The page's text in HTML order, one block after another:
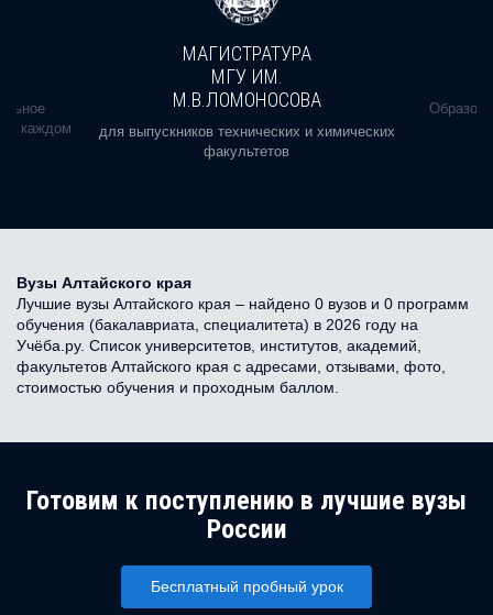
в каждом
МАГИСТРАТУРА
МГУ ИМ.
М.В.ЛОМОНОСОВА
для выпускников технических и химических
факультетов
Вузы Алтайского края
Лучшие вузы Алтайского края – найдено 0 вузов и 0 программ
обучения (бакалавриата, специалитета) в 2026 году на
Учёба.ру. Список университетов, институтов, академий,
факультетов Алтайского края с адресами, отзывами, фото,
стоимостью обучения и проходным баллом.
Готовим к поступлению в лучшие вузы
России
Бесплатный пробный урок